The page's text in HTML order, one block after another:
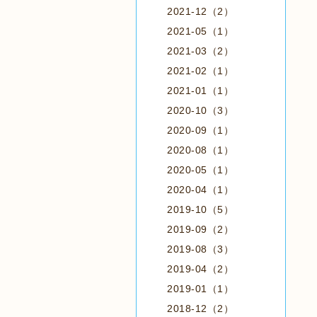
2021-12（2）
2021-05（1）
2021-03（2）
2021-02（1）
2021-01（1）
2020-10（3）
2020-09（1）
2020-08（1）
2020-05（1）
2020-04（1）
2019-10（5）
2019-09（2）
2019-08（3）
2019-04（2）
2019-01（1）
2018-12（2）